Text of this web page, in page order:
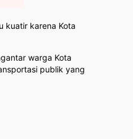
kuatir karena Kota
warga Kota
publik yang